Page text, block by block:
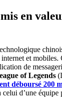
en
et mobiles.
de
of Legends
déboursé 200
d’une